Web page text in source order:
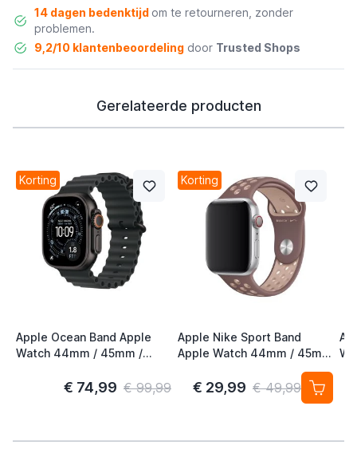
14 dagen bedenktijd om te retourneren, zonder
problemen.
9,2/10 klantenbeoordelingdoor Trusted Shops
Gerelateerde producten
Korting
Apple Ocean Band Apple
Watch 44mm / 45mm /
Titanium€ 74,99 € 99,99
Korting
Apple Nike Sport Band
Apple Watch 44mm / 45mm
/ 46mm / 49mm Smokey
Mauve / Particle Beige
€ 29,99 € 49,99